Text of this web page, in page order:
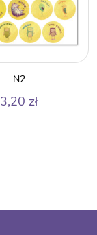
N2
3,20 zł